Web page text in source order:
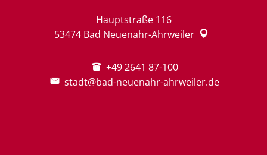
Hauptstraße 116
53474 Bad Neuenahr-Ahrweiler
+49 2641 87-100
stadt@bad-neuenahr-ahrweiler.de